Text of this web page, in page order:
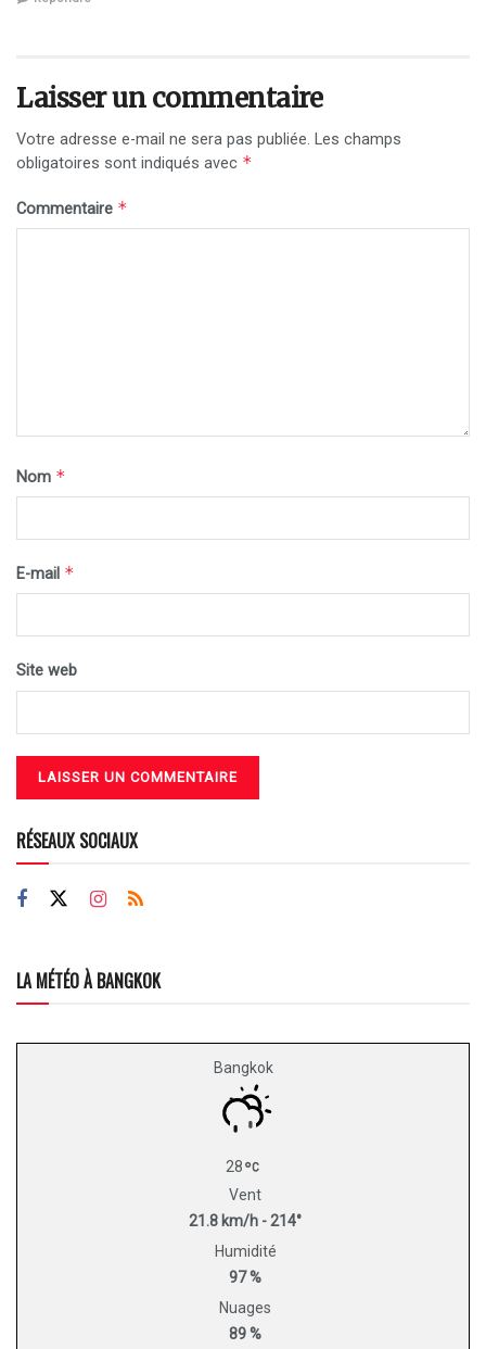
Laisser un commentaire
Votre adresse e-mail ne sera pas publiée. Les champs
obligatoires sont indiqués avec *
Commentaire *
Nom *
E-mail *
Site web
RÉSEAUX SOCIAUX
LA MÉTÉO À BANGKOK
Bangkok
28
Vent
21.8 km/h - 214°
Humidité
97 %
Nuages
89 %